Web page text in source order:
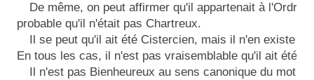
De même, on peut affirmer qu'il appartenait à l'Ordre
probable qu'il n'était pas Chartreux.
Il se peut qu'il ait été Cistercien, mais il n'en existe
En tous les cas, il n'est pas vraisemblable qu'il ait été
Il n'est pas Bienheureux au sens canonique du mot